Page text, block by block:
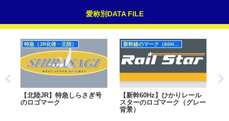
愛称別DATA FILE
特急（JR化後・北陸）
【北陸JR】特急しらさぎ号
のロゴマーク
新幹線のマーク（60Hz）
【新幹60Hz】ひかりレール
スターのロゴマーク（グレー
背景）